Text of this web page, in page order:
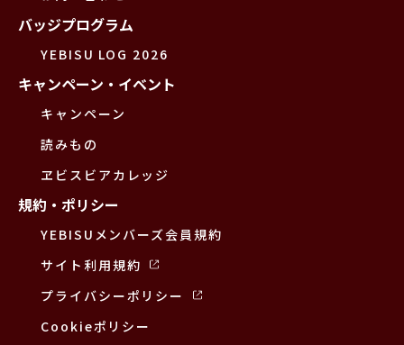
バッジプログラム
YEBISU LOG 2026
キャンペーン・イベント
キャンペーン
読みもの
ヱビスビアカレッジ
規約・ポリシー
YEBISUメンバーズ会員規約
サイト利用規約
プライバシーポリシー
Cookieポリシー